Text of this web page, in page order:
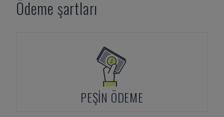
Ödeme şartları
PEŞIN ÖDEME